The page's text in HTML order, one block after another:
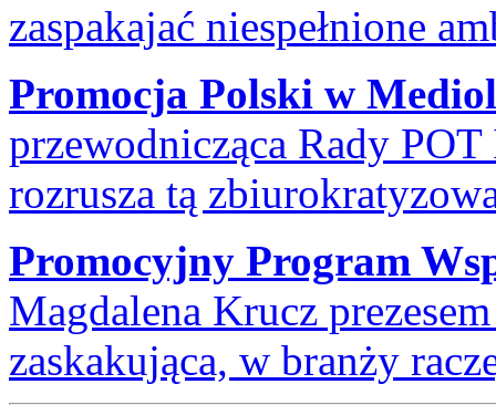
zaspakajać niespełnione
Promocja Polski w
przewodnicząca Rady
rozrusza tą
Promocyjny Program
Magdalena Krucz
zaskakująca, w branży